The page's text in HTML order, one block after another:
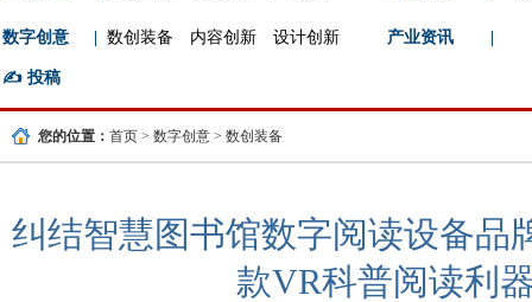
数字创意 数创装备 内容创新 设计创新 产业资讯
✍️ 投稿
您的位置： 首页 > 数字创意 > 数创装备
纠结智慧图书馆数字阅读设备品
款VR科普阅读利